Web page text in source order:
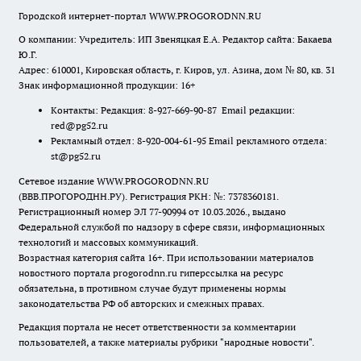
Городской интернет-портал WWW.PROGORODNN.RU
О компании: Учредитель: ИП Звеняцкая Е.А. Редактор сайта: Бакаева
Ю.Г.
Адрес: 610001, Кировская область, г. Киров, ул. Азина, дом № 80, кв. 31
Знак информационной продукции: 16+
Контакты: Редакция: 8-927-669-90-87 Email редакции:
red@pg52.ru
Рекламный отдел: 8-920-004-61-95 Email рекламного отдела:
st@pg52.ru
Сетевое издание WWW.PROGORODNN.RU
(ВВВ.ПРОГОРОДНН.РУ). Регистрация РКН: №: 7378360181.
Регистрационный номер ЭЛ 77-90994 от 10.03.2026., выдано
Федеральной службой по надзору в сфере связи, информационных
технологий и массовых коммуникаций.
Возрастная категория сайта 16+. При использовании материалов
новостного портала progorodnn.ru гиперссылка на ресурс
обязательна, в противном случае будут применены нормы
законодательства РФ об авторских и смежных правах.
Редакция портала не несет ответственности за комментарии
пользователей, а также материалы рубрики "народные новости".